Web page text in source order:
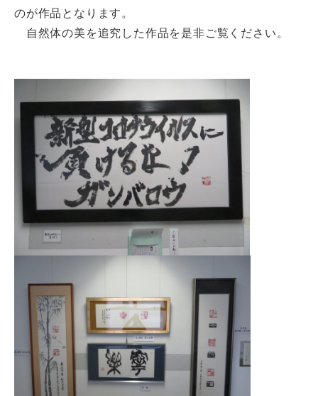
のが作品となります。
自然体の美を追究した作品を是非ご覧ください。